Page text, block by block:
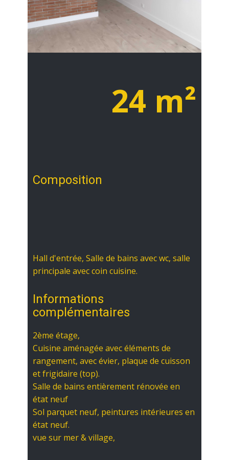
24 m²
Composition
Hall d'entrée, Salle de bains avec wc, salle
principale avec coin cuisine.
Informations
complémentaires
2ème étage,
Cuisine aménagée avec éléments de
rangement, avec évier, plaque de cuisson
et frigidaire (top).
Salle de bains entièrement rénovée en
état neuf
Sol parquet neuf, peintures intérieures en
état neuf.
vue sur mer & village,